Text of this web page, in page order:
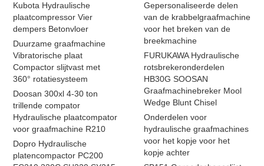
Kubota Hydraulische
plaatcompressor Vier
dempers Betonvloer
Duurzame graafmachine
Vibratorische plaat
Compactor slijtvast met
360° rotatiesysteem
Doosan 300xl 4-30 ton
trillende compator
Hydraulische plaatcompator
voor graafmachine R210
Dopro Hydraulische
platencompactor PC200
Gepersonaliseerde delen
van de krabbelgraafmachine
voor het breken van de
breekmachine
FURUKAWA Hydraulische
rotsbrekeronderdelen
HB30G SOOSAN
Graafmachinebreker Mool
Wedge Blunt Chisel
Onderdelen voor
hydraulische graafmachines
voor het kopje voor het
kopje achter